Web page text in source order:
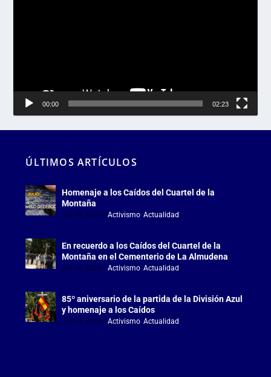
00:00 02:23
ÚLTIMOS ARTÍCULOS
Homenaje a los Caídos del Cuartel de la
Montaña
Jul 18, 2026 |Activismo,Actualidad
En recuerdo a los Caídos del Cuartel de la
Montaña en el Cementerio de La Almudena
Jul 18, 2026 |Activismo,Actualidad
85º aniversario de la partida de la División Azul
y homenaje a los Caídos
Jul 15, 2026 |Activismo,Actualidad